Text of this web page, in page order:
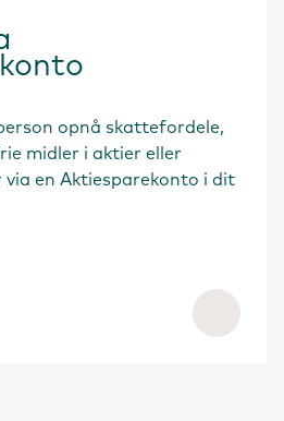
opnå skattefordele,
midler i aktier eller
via en Aktiesparekonto i dit